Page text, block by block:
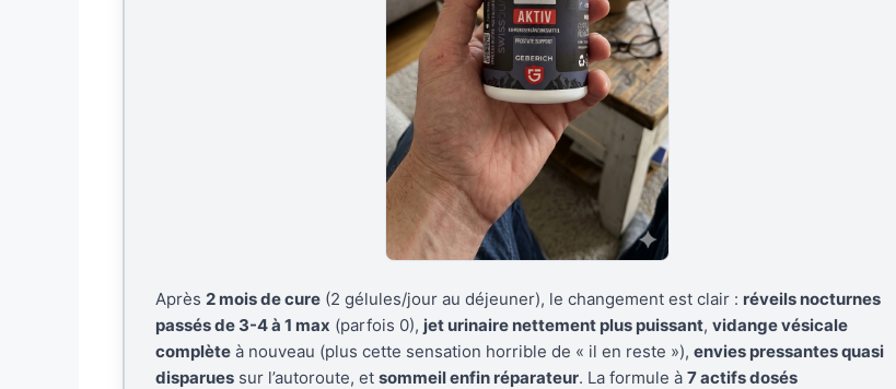
Après 2 mois de cure (2 gélules/jour au déjeuner), le changement est clair : réveils nocturnes
passés de 3-4 à 1 max (parfois 0), jet urinaire nettement plus puissant, vidange vésicale
complète à nouveau (plus cette sensation horrible de « il en reste »), envies pressantes quasi
disparues sur l’autoroute, et sommeil enfin réparateur. La formule à 7 actifs dosés